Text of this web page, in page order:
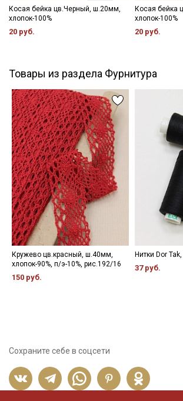
Косая бейка цв.Черный, ш.20мм,
хлопок-100%
20 руб.
Косая бейка
хлопок-100%
20 руб.
Товары из раздела Фурнитура
Кружево цв.красный, ш.40мм,
хлопок-90%, п/э-10%, рис.192/16
150 руб.
Нитки Dor
37 руб.
Сохраните себе в соцсети